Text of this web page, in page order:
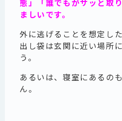
態」「誰でもがサッと取
ましいです。
外に逃げることを想定し
出し袋は玄関に近い場所
う。
あるいは、寝室にあるの
ん。